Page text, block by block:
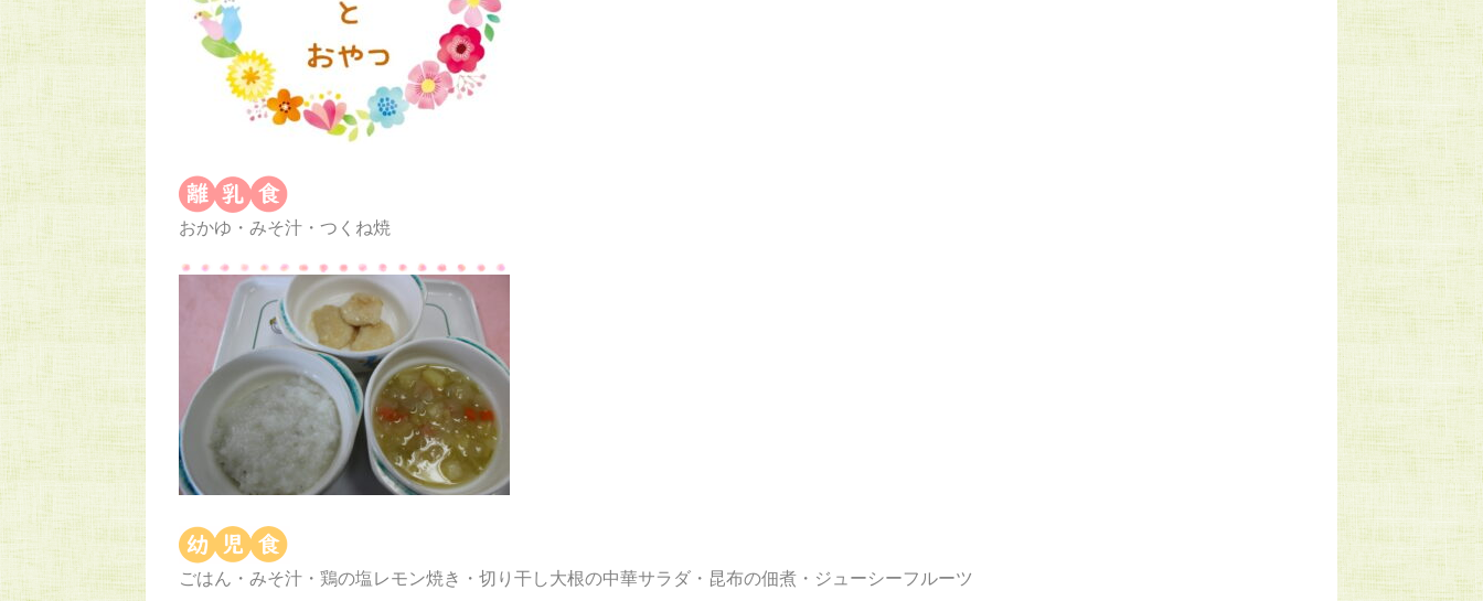
おかゆ・みそ汁・つくね焼
ごはん・みそ汁・鶏の塩レモン焼き・切り干し大根の中華サラダ・昆布の佃煮・ジューシーフルーツ